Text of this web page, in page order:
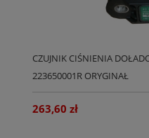
CZUJNIK CIŚNIENIA
223650001R ORYGINAŁ
263,60 zł